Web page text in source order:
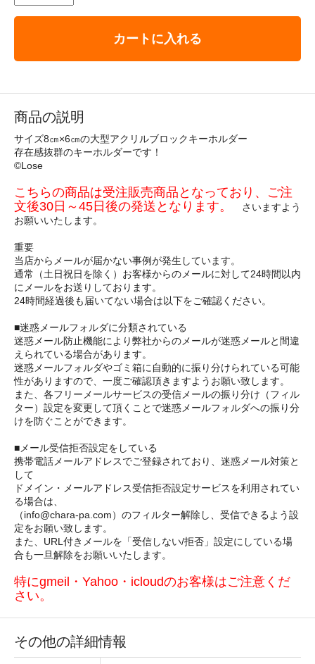
カートに入れる
商品の説明
サイズ8㎝×6㎝の大型アクリルブロックキーホルダー
存在感抜群のキーホルダーです！
©Lose
こちらの商品は受注販売商品となっており、ご注
文後30日～45日後の発送となります。
さいますよう
お願いいたします。
重要
当店からメールが届かない事例が発生しています。
通常（土日祝日を除く）お客様からのメールに対して24時間以内
にメールをお送りしております。
24時間経過後も届いてない場合は以下をご確認ください。
■迷惑メールフォルダに分類されている
迷惑メール防止機能により弊社からのメールが迷惑メールと間違
えられている場合があります。
迷惑メールフォルダやゴミ箱に自動的に振り分けられている可能
性がありますので、一度ご確認頂きますようお願い致します。
また、各フリーメールサービスの受信メールの振り分け（フィル
ター）設定を変更して頂くことで迷惑メールフォルダへの振り分
けを防ぐことができます。
■メール受信拒否設定をしている
携帯電話メールアドレスでご登録されており、迷惑メール対策と
して
ドメイン・メールアドレス受信拒否設定サービスを利用されてい
る場合は、
（info@chara-pa.com）のフィルター解除し、受信できるよう設
定をお願い致します。
また、URL付きメールを「受信しない/拒否」設定にしている場
合も一旦解除をお願いいたします。
特にgmeil・Yahoo・icloudのお客様はご注意くだ
さい。
その他の詳細情報